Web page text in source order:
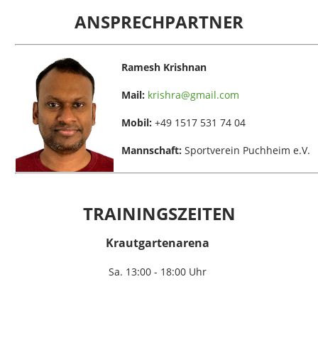
ANSPRECHPARTNER
Ramesh Krishnan
Mail: krishra@gmail.com
Mobil: +49 1517 531 74 04
Mannschaft: Sportverein Puchheim e.V.
TRAININGSZEITEN
Krautgartenarena
Sa. 13:00 - 18:00 Uhr